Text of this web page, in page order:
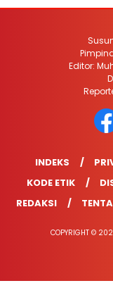
Editor:
INDEKS
KODE ETIK
REDAKSI
COPYRIGHT ©